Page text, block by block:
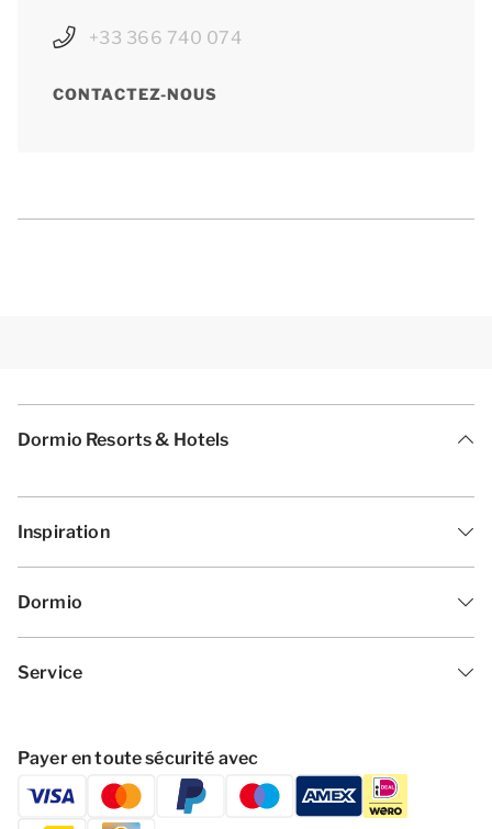
+33 366 740 074
CONTACTEZ-NOUS
Dormio Resorts & Hotels
Inspiration
Dormio
Service
Payer en toute sécurité avec